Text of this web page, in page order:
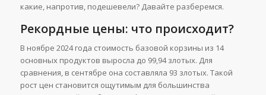
какие, напротив, подешевели? Давайте разберемся.
Рекордные цены: что происходит?
В ноябре 2024 года стоимость базовой корзины из 14
основных продуктов выросла до 99,94 злотых. Для
сравнения, в сентябре она составляла 93 злотых. Такой
рост цен становится ощутимым для большинства